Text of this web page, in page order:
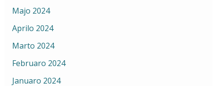
Majo 2024
Aprilo 2024
Marto 2024
Februaro 2024
Januaro 2024